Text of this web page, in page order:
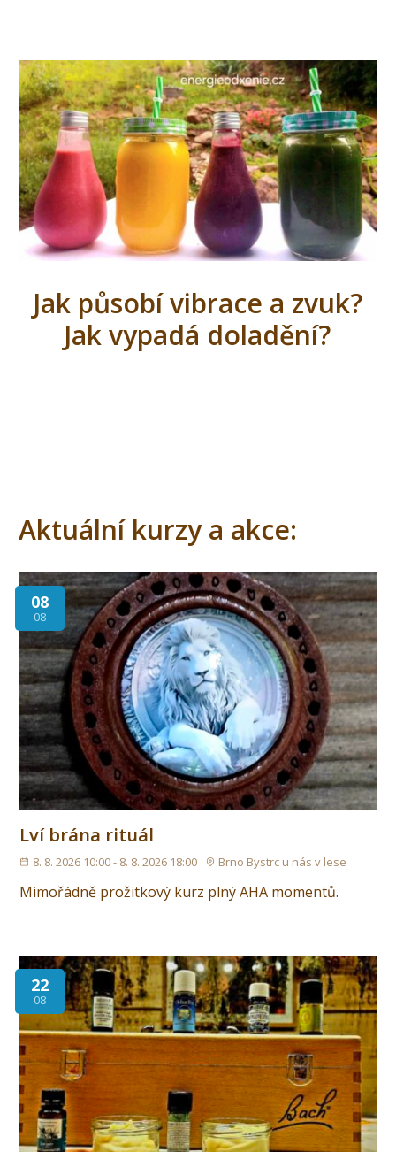
Jak působí vibrace a zvuk?
Jak vypadá doladění?
Aktuální kurzy a akce:
08
08
Lví brána rituál
8. 8. 2026 10:00 - 8. 8. 2026 18:00 Brno Bystrc u nás v lese
Mimořádně prožitkový kurz plný AHA momentů.
22
08